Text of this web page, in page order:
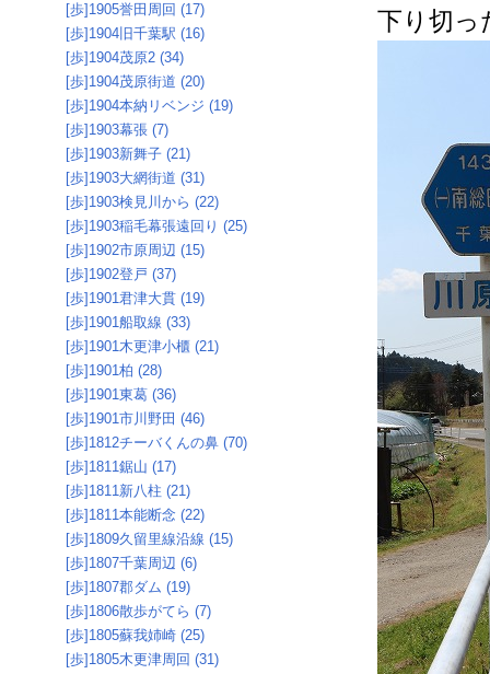
下り切っ
[歩]1905誉田周回 (17)
[歩]1904旧千葉駅 (16)
[歩]1904茂原2 (34)
[歩]1904茂原街道 (20)
[歩]1904本納リベンジ (19)
[歩]1903幕張 (7)
[歩]1903新舞子 (21)
[歩]1903大網街道 (31)
[歩]1903検見川から (22)
[歩]1903稲毛幕張遠回り (25)
[歩]1902市原周辺 (15)
[歩]1902登戸 (37)
[歩]1901君津大貫 (19)
[歩]1901船取線 (33)
[歩]1901木更津小櫃 (21)
[歩]1901柏 (28)
[歩]1901東葛 (36)
[歩]1901市川野田 (46)
[歩]1812チーバくんの鼻 (70)
[歩]1811鋸山 (17)
[歩]1811新八柱 (21)
[歩]1811本能断念 (22)
[歩]1809久留里線沿線 (15)
[歩]1807千葉周辺 (6)
[歩]1807郡ダム (19)
[歩]1806散歩がてら (7)
[歩]1805蘇我姉崎 (25)
[歩]1805木更津周回 (31)